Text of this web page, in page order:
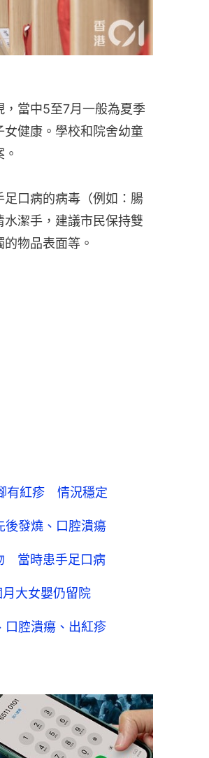
當中5至7月一般為夏季
健康。學校和院舍幼童
口病的病毒（例如：腸
潔手，建議市民保持雙
物品表面等。
有紅疹 情況穩定
發燒、口腔潰瘍
當時患手足口病
大女嬰仍留院
腔潰瘍、出紅疹